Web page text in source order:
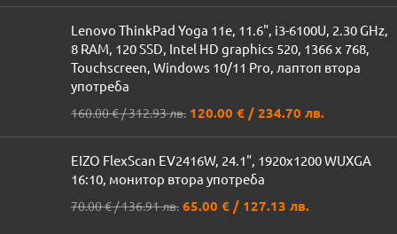
Lenovo ThinkPad Yoga 11e, 11.6", i3-6100U, 2.30 GHz,
8 RAM, 120 SSD, Intel HD graphics 520, 1366 x 768,
Touchscreen, Windows 10/11 Pro, лаптоп втора
употреба
160.00€/ 312.93 лв. 120.00 € / 234.70 лв.
EIZO FlexScan EV2416W, 24.1", 1920x1200 WUXGA
16:10, монитор втора употреба
70.00€/ 136.91 лв. 65.00 € / 127.13 лв.